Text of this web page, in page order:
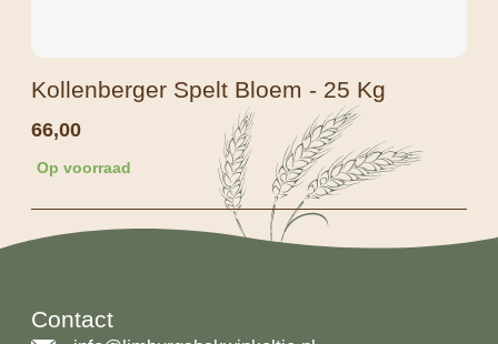
Kollenberger Spelt Bloem - 25 Kg
66,00
Op voorraad
Contact